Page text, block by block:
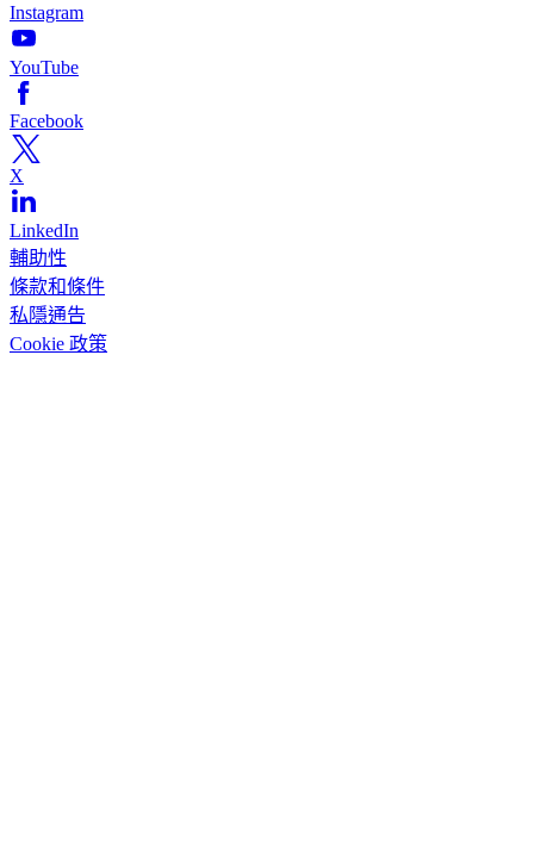
Instagram
YouTube
Facebook
X
LinkedIn
輔助性
條款和條件
私隱通告
Cookie 政策